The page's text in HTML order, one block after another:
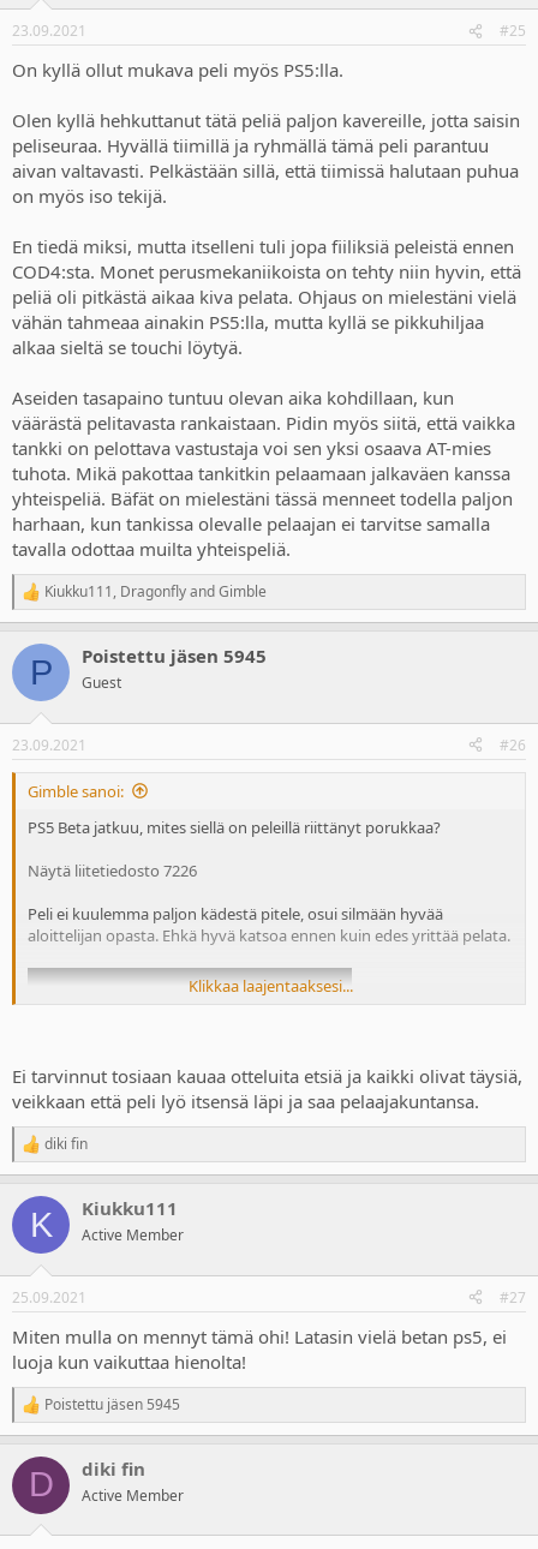
23.09.2021 #25
On kyllä ollut mukava peli myös PS5:lla.
Olen kyllä hehkuttanut tätä peliä paljon kavereille, jotta saisin
peliseuraa. Hyvällä tiimillä ja ryhmällä tämä peli parantuu
aivan valtavasti. Pelkästään sillä, että tiimissä halutaan puhua
on myös iso tekijä.
En tiedä miksi, mutta itselleni tuli jopa fiiliksiä peleistä ennen
COD4:sta. Monet perusmekaniikoista on tehty niin hyvin, että
peliä oli pitkästä aikaa kiva pelata. Ohjaus on mielestäni vielä
vähän tahmeaa ainakin PS5:lla, mutta kyllä se pikkuhiljaa
alkaa sieltä se touchi löytyä.
Aseiden tasapaino tuntuu olevan aika kohdillaan, kun
väärästä pelitavasta rankaistaan. Pidin myös siitä, että vaikka
tankki on pelottava vastustaja voi sen yksi osaava AT-mies
tuhota. Mikä pakottaa tankitkin pelaamaan jalkaväen kanssa
yhteispeliä. Bäfät on mielestäni tässä menneet todella paljon
harhaan, kun tankissa olevalle pelaajan ei tarvitse samalla
tavalla odottaa muilta yhteispeliä.
R
e
c
i
s
:
Kiukku111, DragonflyandGimble
P Poistettu jäsen 5945
Guest
23.09.2021 #26
Gimble sanoi:
PS5 Beta jatkuu, mites siellä on peleillä riittänyt porukkaa?
Näytä liitetiedosto 7226
Peli ei kuulemma paljon kädestä pitele, osui silmään hyvää
aloittelijan opasta. Ehkä hyvä katsoa ennen kuin edes yrittää pelata.
Klikkaa laajentaaksesi...
Ei tarvinnut tosiaan kauaa otteluita etsiä ja kaikki olivat täysiä,
veikkaan että peli lyö itsensä läpi ja saa pelaajakuntansa.
R
e
c
i
s
diki fin
K Kiukku111
Active Member
25.09.2021 #27
Miten mulla on mennyt tämä ohi! Latasin vielä betan ps5, ei
luoja kun vaikuttaa hienolta!
R
e
c
i
Poistettu jäsen 5945
D diki fin
Active Member